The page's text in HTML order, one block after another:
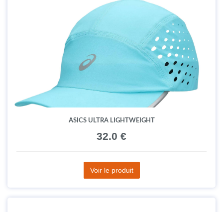
ASICS ULTRA LIGHTWEIGHT
32.0 €
Voir le produit